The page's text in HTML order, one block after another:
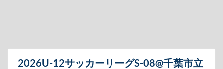
2026U-12サッカーリーグS-08@千葉市立